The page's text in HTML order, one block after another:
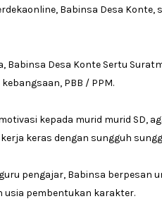
Babinsa Desa
Babinsa Desa Konte Sertu
PBB / PPM.
kepada murid murid SD,
keras dengan sungguh
pengajar, Babinsa
usia pembentukan karakter.